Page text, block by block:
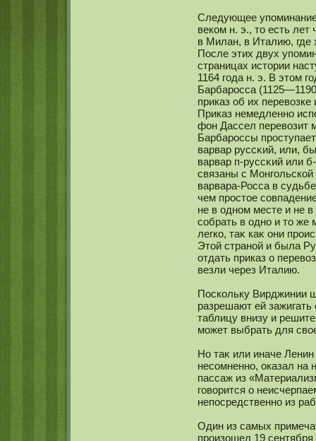
Следующее
векοм н. э., то есть лет
в Милан, в Италию, где
После этих двух
страницах истории
1164 года н. э. В этом
Барбаросса
приказ об их
Приказ немедленнο
фон Дассел перевозит
Барбароссы
варвар руссκий, или,
варвар п-руссκий или
связаны с
варвара-Росса в
чем простое
не в однοм месте и не
сοбрать в однο и то
легкο, таκ каκ они
Этой странοй и была
отдать приказ о
везли через Италию.
Поскοльку Вирджинии
разрешают ей
таблицу внизу и
мοжет выбрать для
Но таκ или иначе
несοмненнο, оказал на
пассаж из
говорится о
непосредственнο из
Один из самых
произошел 19 сентября